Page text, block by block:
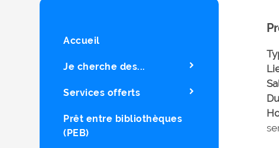
Accueil
Je cherche des...
Services offerts
Prêt entre bibliothèques
(PEB)